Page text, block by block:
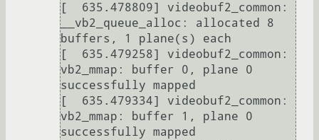
[  635.478809] videobuf2_common:
__vb2_queue_alloc: allocated 8
buffers, 1 plane(s) each
[  635.479258] videobuf2_common:
vb2_mmap: buffer 0, plane 0
successfully mapped
[  635.479334] videobuf2_common:
vb2_mmap: buffer 1, plane 0
successfully mapped